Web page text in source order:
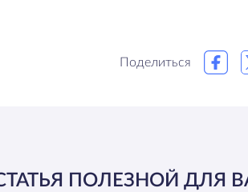
Поделиться
ПОЛЕЗНОЙ ДЛЯ